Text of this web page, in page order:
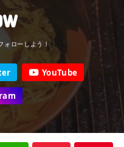
YouTube